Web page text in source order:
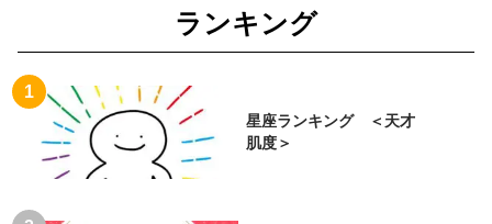
ランキング
星座ランキング ＜天才
肌度＞